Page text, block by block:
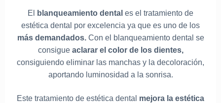
El blanqueamiento dental es el tratamiento de
estética dental por excelencia ya que es uno de los
más demandados. Con el blanqueamiento dental se
consigue aclarar el color de los dientes,
consiguiendo eliminar las manchas y la decoloración,
aportando luminosidad a la sonrisa.
Este tratamiento de estética dental mejora la estética